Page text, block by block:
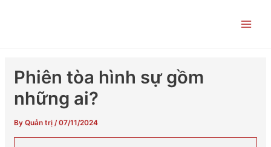
Phiên tòa hình sự gồm
những ai?
By Quản trị /07/11/2024